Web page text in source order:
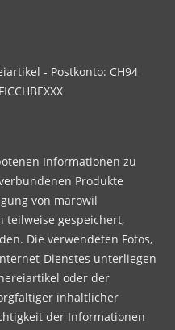
- Postkonto: CH94
Informationen zu
Produkte
von marowil
teilweise gespeichert,
Die verwendeten Fotos,
Dienstes unterliegen
oder der
inhaltlicher
der Informationen